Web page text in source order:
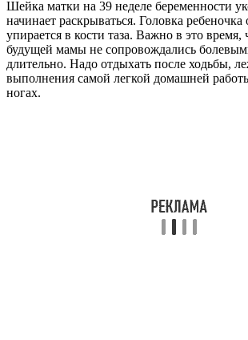
Шейка матки на 39 неделе беременности
начинает раскрываться. Головка
упирается в кости таза. Важно в это
будущей мамы не сопровождались
длительно. Надо отдыхать после ходьбы,
выполнения самой легкой домашней
ногах.